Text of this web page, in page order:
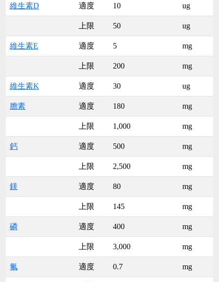
維生素D 適度 10 ug
上限 50 ug
維生素E 適度 5 mg
上限 200 mg
維生素K 適度 30 ug
膽素 適度 180 mg
上限 1,000 mg
鈣 適度 500 mg
上限 2,500 mg
鎂 適度 80 mg
上限 145 mg
磷 適度 400 mg
上限 3,000 mg
氟 適度 0.7 mg